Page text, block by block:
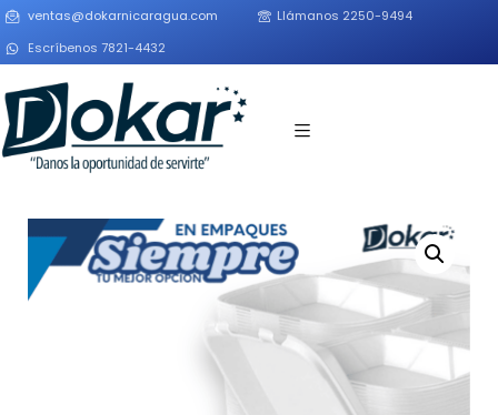
ventas@dokarnicaragua.com
Llámanos 2250-9494
Escríbenos 7821-4432